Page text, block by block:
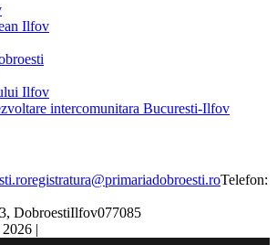
Ilfov
Ilfov
intercomunitara Bucuresti-Ilfov
registratura@primariadobroesti.roTelefon:
DobroestiIlfov077085
|